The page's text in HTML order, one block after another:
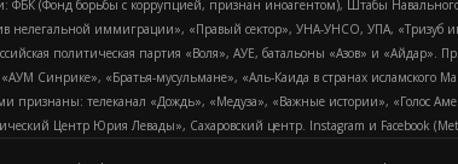
ФБК (Фонд борьбы с коррупцией, признан иноагентом), Штабы
нелегальной иммиграции», «Правый сектор», УНА-УНСО, УПА,
политическая партия «Воля», АУЕ, батальоны «Азов» и
«АУМ Синрике», «Братья-мусульмане», «Аль-Каида в странах
признаны: телеканал «Дождь», «Медуза», «Важные истории», «Голос
Центр Юрия Левады», Сахаровский центр. Instagram и Facebook